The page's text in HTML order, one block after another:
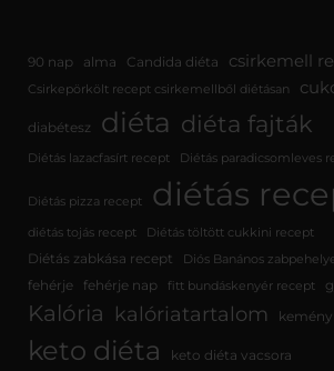
90 nap alma Candida diéta csirkemell
Csirkepörkölt recept csirkemellből diétásan
diabétesz diéta diéta fajták
Diétás lazacfasírt recept Diétás paradicsomleves
Diétás pizza recept diétás
diétás tojás recept Diétás töltött cukkini recept
Diétás zabkása recept Diós Banános
fehérje fehérje nap fitt bundáskenyér recept
Kalória kalóriatartalom
keto diéta keto diéta vacsora